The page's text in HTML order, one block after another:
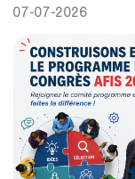
07-07-2026